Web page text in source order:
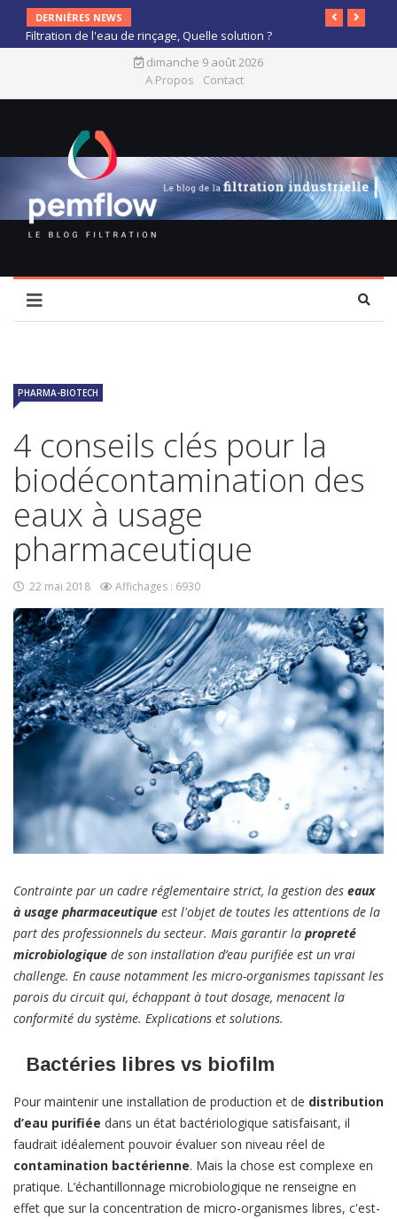
DERNIÈRES NEWS
Filtration de l'eau de rinçage, Quelle solution ?
dimanche 9 août 2026
A Propos
Contact
4 conseils clés pour la
biodécontamination des
eaux à usage
pharmaceutique
PHARMA-BIOTECH
22 mai 2018 Affichages : 6930
Contrainte par un cadre réglementaire strict, la gestion des eaux
à usage pharmaceutique est l'objet de toutes les attentions de la
part des professionnels du secteur. Mais garantir la propreté
microbiologique de son installation d’eau purifiée est un vrai
challenge. En cause notamment les micro-organismes tapissant les
parois du circuit qui, échappant à tout dosage, menacent la
conformité du système. Explications et solutions.
Bactéries libres vs biofilm
Pour maintenir une installation de production et de distribution
d’eau purifiée dans un état bactériologique satisfaisant, il
faudrait idéalement pouvoir évaluer son niveau réel de
contamination bactérienne. Mais la chose est complexe en
pratique. L’échantillonnage microbiologique ne renseigne en
effet que sur la concentration de micro-organismes libres, c'est-